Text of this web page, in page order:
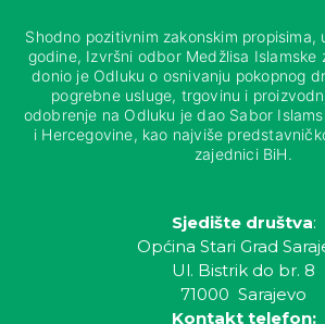
Shodno pozitivnim zakonskim
godine, Izvršni odbor Medžlisa Islamske
donio je Odluku o osnivanju pokopnog
pogrebne usluge, trgovinu i
odobrenje na Odluku je dao Sabor
i Hercegovine, kao najviše
zajednici BiH.
Sjedište društva:
Općina Stari Grad
Ul. Bistrik do br. 8
71000 Sarajevo
Kontakt telefon: